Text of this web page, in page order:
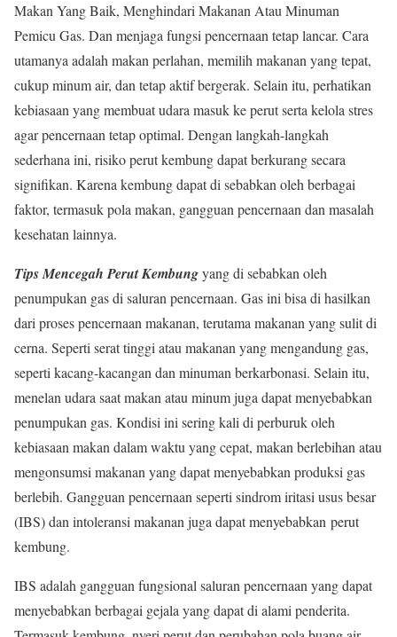
Makan Yang Baik, Menghindari Makanan Atau Minuman
Pemicu Gas. Dan menjaga fungsi pencernaan tetap lancar. Cara
utamanya adalah makan perlahan, memilih makanan yang tepat,
cukup minum air, dan tetap aktif bergerak. Selain itu, perhatikan
kebiasaan yang membuat udara masuk ke perut serta kelola stres
agar pencernaan tetap optimal. Dengan langkah-langkah
sederhana ini, risiko perut kembung dapat berkurang secara
signifikan. Karena kembung dapat di sebabkan oleh berbagai
faktor, termasuk pola makan, gangguan pencernaan dan masalah
kesehatan lainnya.
Tips Mencegah Perut Kembungyang di sebabkan oleh
penumpukan gas di saluran pencernaan. Gas ini bisa di hasilkan
dari proses pencernaan makanan, terutama makanan yang sulit di
cerna. Seperti serat tinggi atau makanan yang mengandung gas,
seperti kacang-kacangan dan minuman berkarbonasi. Selain itu,
menelan udara saat makan atau minum juga dapat menyebabkan
penumpukan gas. Kondisi ini sering kali di perburuk oleh
kebiasaan makan dalam waktu yang cepat, makan berlebihan atau
mengonsumsi makanan yang dapat menyebabkan produksi gas
berlebih. Gangguan pencernaan seperti sindrom iritasi usus besar
(IBS) dan intoleransi makanan juga dapat menyebabkan perut
kembung.
IBS adalah gangguan fungsional saluran pencernaan yang dapat
menyebabkan berbagai gejala yang dapat di alami penderita.